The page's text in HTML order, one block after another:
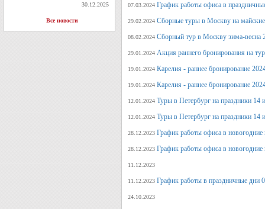
30.12.2025
Все новости
07.03.2024 График работы офиса в
29.02.2024 Сборные туры в Москву на
08.02.2024 Сборный тур в Москву зима-весна
29.01.2024 Акция раннего бронирования на
19.01.2024 Карелия - раннее бронирование
19.01.2024 Карелия - раннее бронирование
12.01.2024 Туры в Петербург на праздники 14
12.01.2024 Туры в Петербург на праздники 14
28.12.2023 График работы офиса в новогодние
28.12.2023 График работы офиса в новогодние
11.12.2023
11.12.2023 График работы в праздничные дни
24.10.2023